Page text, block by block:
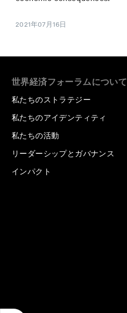
2021年07月16日
世界経済フォーラムについて
私たちのストラテジー
私たちのアイデンティティ
私たちの活動
リーダーシップとガバナンス
インパクト